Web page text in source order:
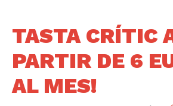
TASTA CRÍTIC
PARTIR DE 6
AL MES!